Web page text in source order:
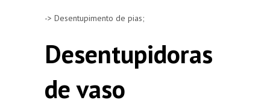
-> Desentupimento de pias;
Desentupidoras
de vaso